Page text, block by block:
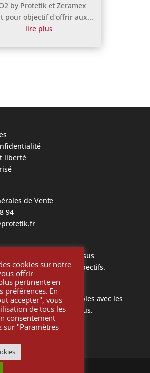
by Protetik et Zeramex
pour objectif d'offrir aux...
lire plus
liberté
de Vente
94
mentionnées ci dessus
leurs propriétaires respectifs.
Protétik sont compatibles avec les
mentionnés ci-dessus.
cookies sur notre
offrir
pertinente en
préférences. En
accepter", vous
de tous les
consentement
sur "Paramètres